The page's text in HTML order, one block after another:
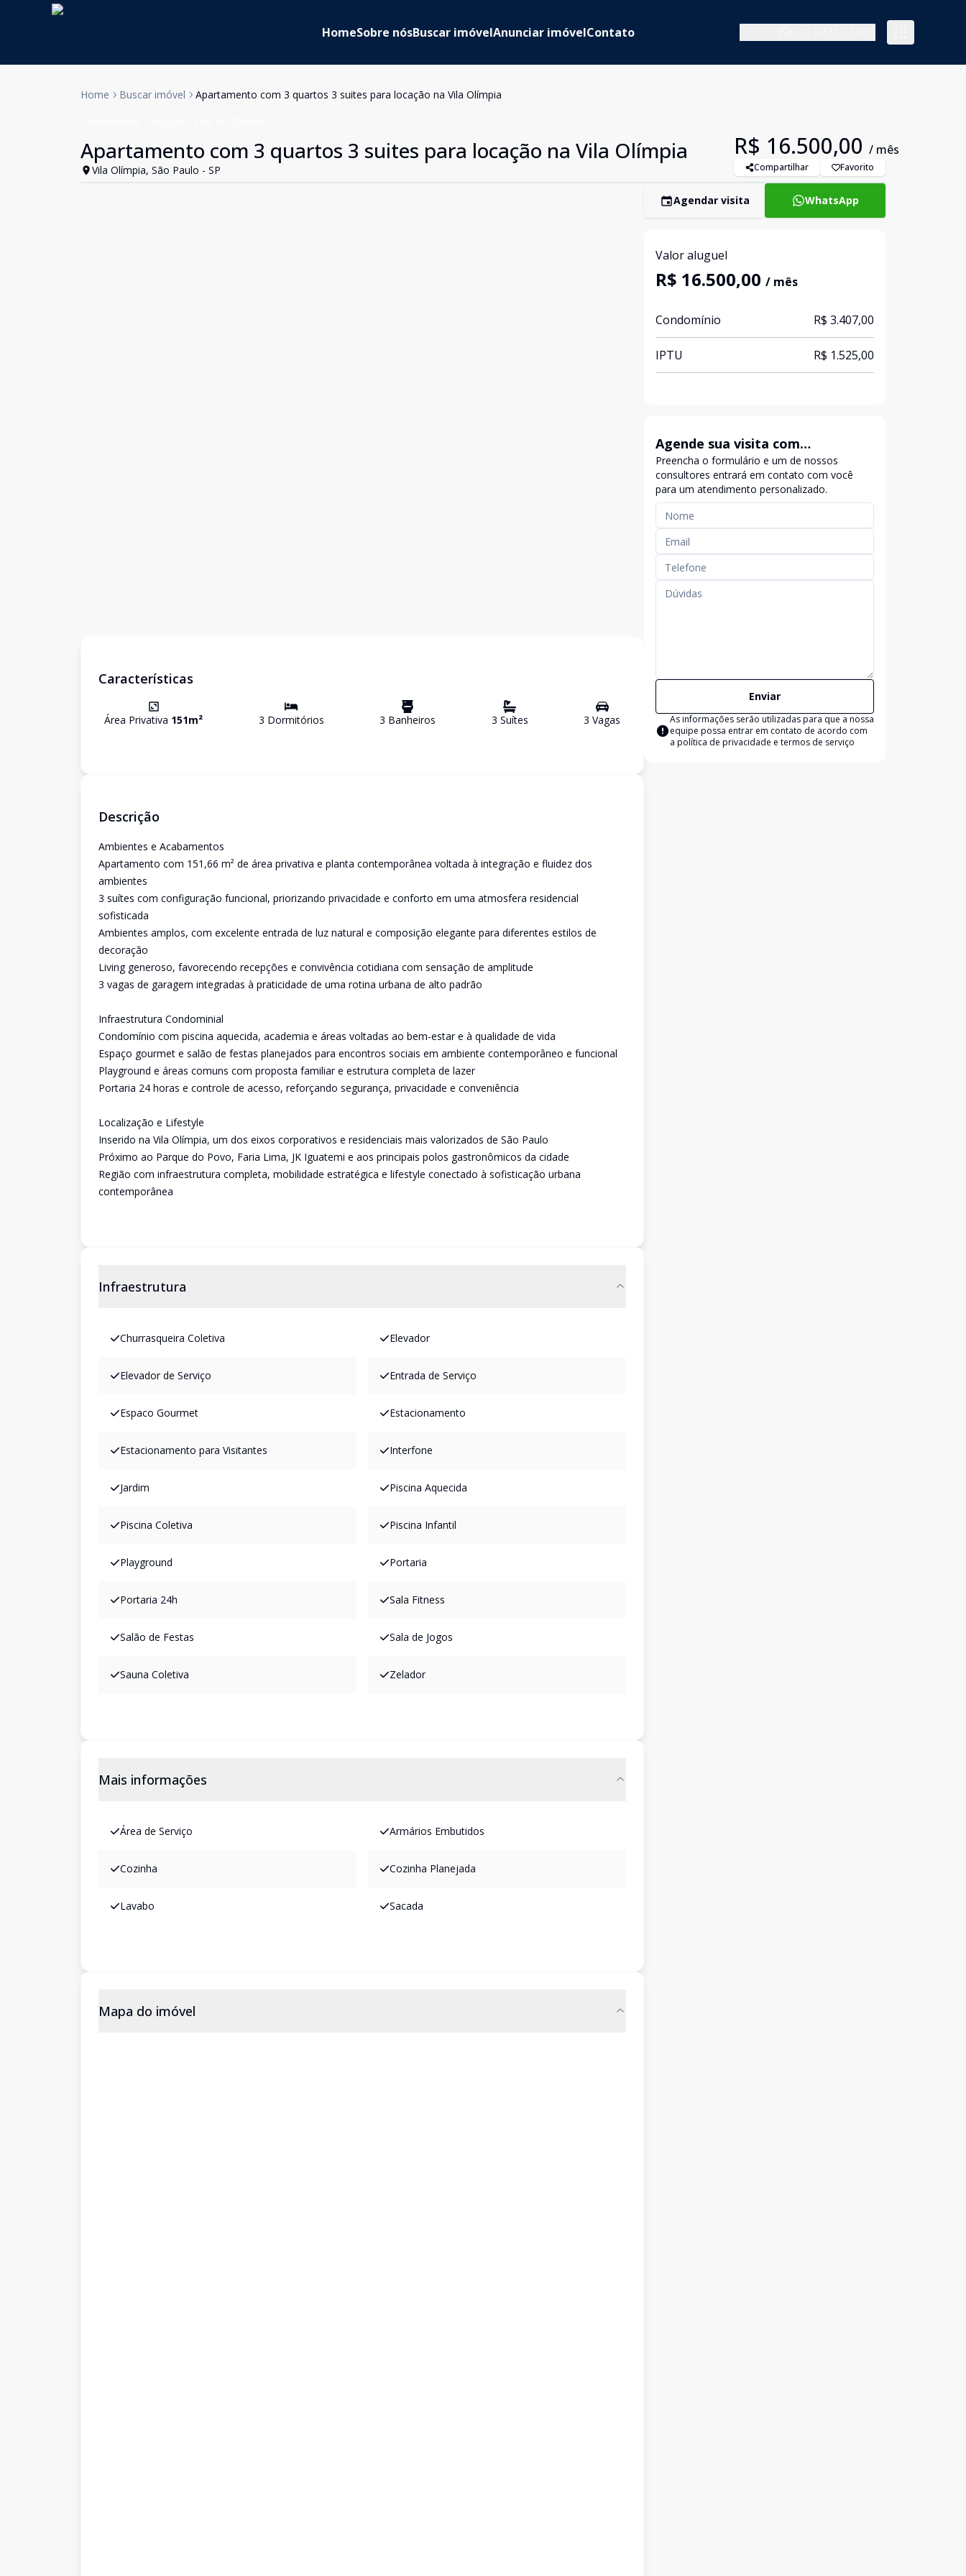
HomeSobre nósBuscar imóvelAnunciar imóvelContato
Home Buscar imóvel Apartamento com 3 quartos 3 suites para locação na Vila Olímpia
Apartamento com 3 quartos 3 suites para locação na Vila Olímpia
Vila Olímpia, São Paulo - SP
R$ 16.500,00 / mês
Compartilhar Favorito
Características
Área Privativa 151m² 3 Dormitórios 3 Banheiros 3 Suítes 3 Vagas
Descrição
Ambientes e Acabamentos
Apartamento com 151,66 m² de área privativa e planta contemporânea voltada à integração e fluidez dos
ambientes
3 suítes com configuração funcional, priorizando privacidade e conforto em uma atmosfera residencial
sofisticada
Ambientes amplos, com excelente entrada de luz natural e composição elegante para diferentes estilos de
decoração
Living generoso, favorecendo recepções e convivência cotidiana com sensação de amplitude
3 vagas de garagem integradas à praticidade de uma rotina urbana de alto padrão
Infraestrutura Condominial
Condomínio com piscina aquecida, academia e áreas voltadas ao bem-estar e à qualidade de vida
Espaço gourmet e salão de festas planejados para encontros sociais em ambiente contemporâneo e funcional
Playground e áreas comuns com proposta familiar e estrutura completa de lazer
Portaria 24 horas e controle de acesso, reforçando segurança, privacidade e conveniência
Localização e Lifestyle
Inserido na Vila Olímpia, um dos eixos corporativos e residenciais mais valorizados de São Paulo
Próximo ao Parque do Povo, Faria Lima, JK Iguatemi e aos principais polos gastronômicos da cidade
Região com infraestrutura completa, mobilidade estratégica e lifestyle conectado à sofisticação urbana
contemporânea
Infraestrutura
Churrasqueira Coletiva Elevador
Elevador de Serviço Entrada de Serviço
Espaco Gourmet Estacionamento
Estacionamento para Visitantes Interfone
Jardim Piscina Aquecida
Piscina Coletiva Piscina Infantil
Playground Portaria
Portaria 24h Sala Fitness
Salão de Festas Sala de Jogos
Sauna Coletiva Zelador
Mais informações
Área de Serviço Armários Embutidos
Cozinha Cozinha Planejada
Lavabo Sacada
Mapa do imóvel
Agendar visita WhatsApp
Valor aluguel
R$ 16.500,00 / mês
Condomínio R$ 3.407,00
IPTU R$ 1.525,00
Agende sua visita com
exclusividade
Preencha o formulário e um de nossos
consultores entrará em contato com você
para um atendimento personalizado.
Enviar
As informações serão utilizadas para que a nossa
equipe possa entrar em contato de acordo com
a política de privacidade e termos de serviço